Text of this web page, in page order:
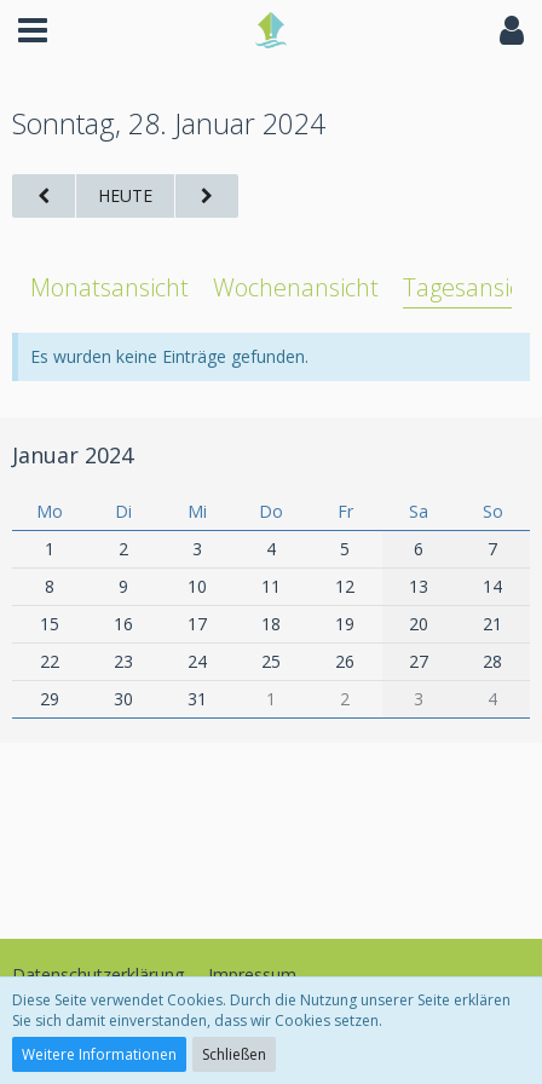
Sonntag, 28. Januar 2024
HEUTE
Monatsansicht Wochenansicht Tagesansicht
Es wurden keine Einträge gefunden.
Januar 2024
Mo Di Mi Do Fr Sa
So
1
2 3 4 5 6
7
8
9 10 11 12 13
14
15
16 17 18 19 20
21
22
23 24 25 26 27
28
29
30 31 1 2 3 4
Datenschutzerklärung Impressum
Community-Software:
Diese Seite verwendet Cookies. Durch die Nutzung unserer Seite erklären
Sie sich damit einverstanden, dass wir Cookies setzen.
Weitere Informationen
Schließen